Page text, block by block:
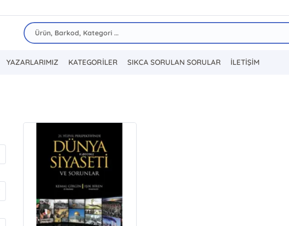
YAZARLARIMIZ KATEGORİLER SIKCA SORULAN SORULAR İLETİŞİM